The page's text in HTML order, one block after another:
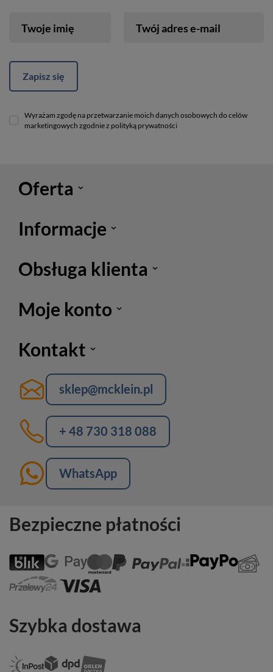
Twoje imię Twój adres e-mail
Zapisz się
Wyrażam zgodę na przetwarzanie moich danych osobowych do celów
marketingowych zgodnie z polityką prywatności
Oferta
Informacje
Obsługa klienta
Moje konto
Kontakt
sklep@mcklein.pl
+ 48 730 318 088
WhatsApp
Bezpieczne płatności
Szybka dostawa